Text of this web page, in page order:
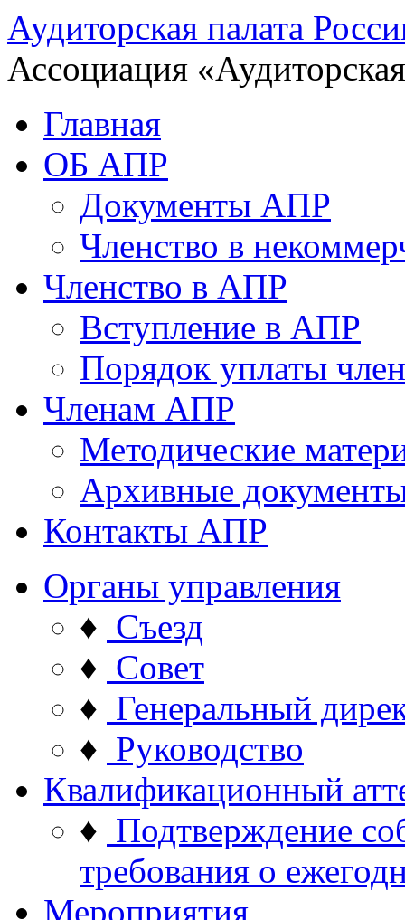
Аудиторская палата
Ассоциация
Главная
ОБ АПР
Документы АПР
Членство в
Членство в АПР
Вступление в АПР
Порядок уплаты
Членам АПР
Методические
Архивные
Контакты АПР
Органы управления
♦ Съезд
♦ Совет
♦ Генеральный
♦ Руководство
Квалификационный
♦ Подтверждение
требования о
Мероприятия